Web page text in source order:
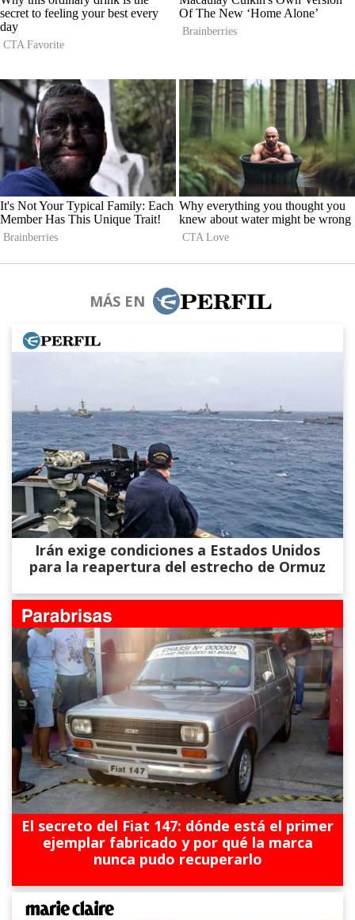
MÁS EN
Irán exige condiciones a Estados Unidos
para la reapertura del estrecho de Ormuz
El secreto del Fiat 147: dónde está el primer
ejemplar fabricado y por qué la marca
nunca pudo recuperarlo